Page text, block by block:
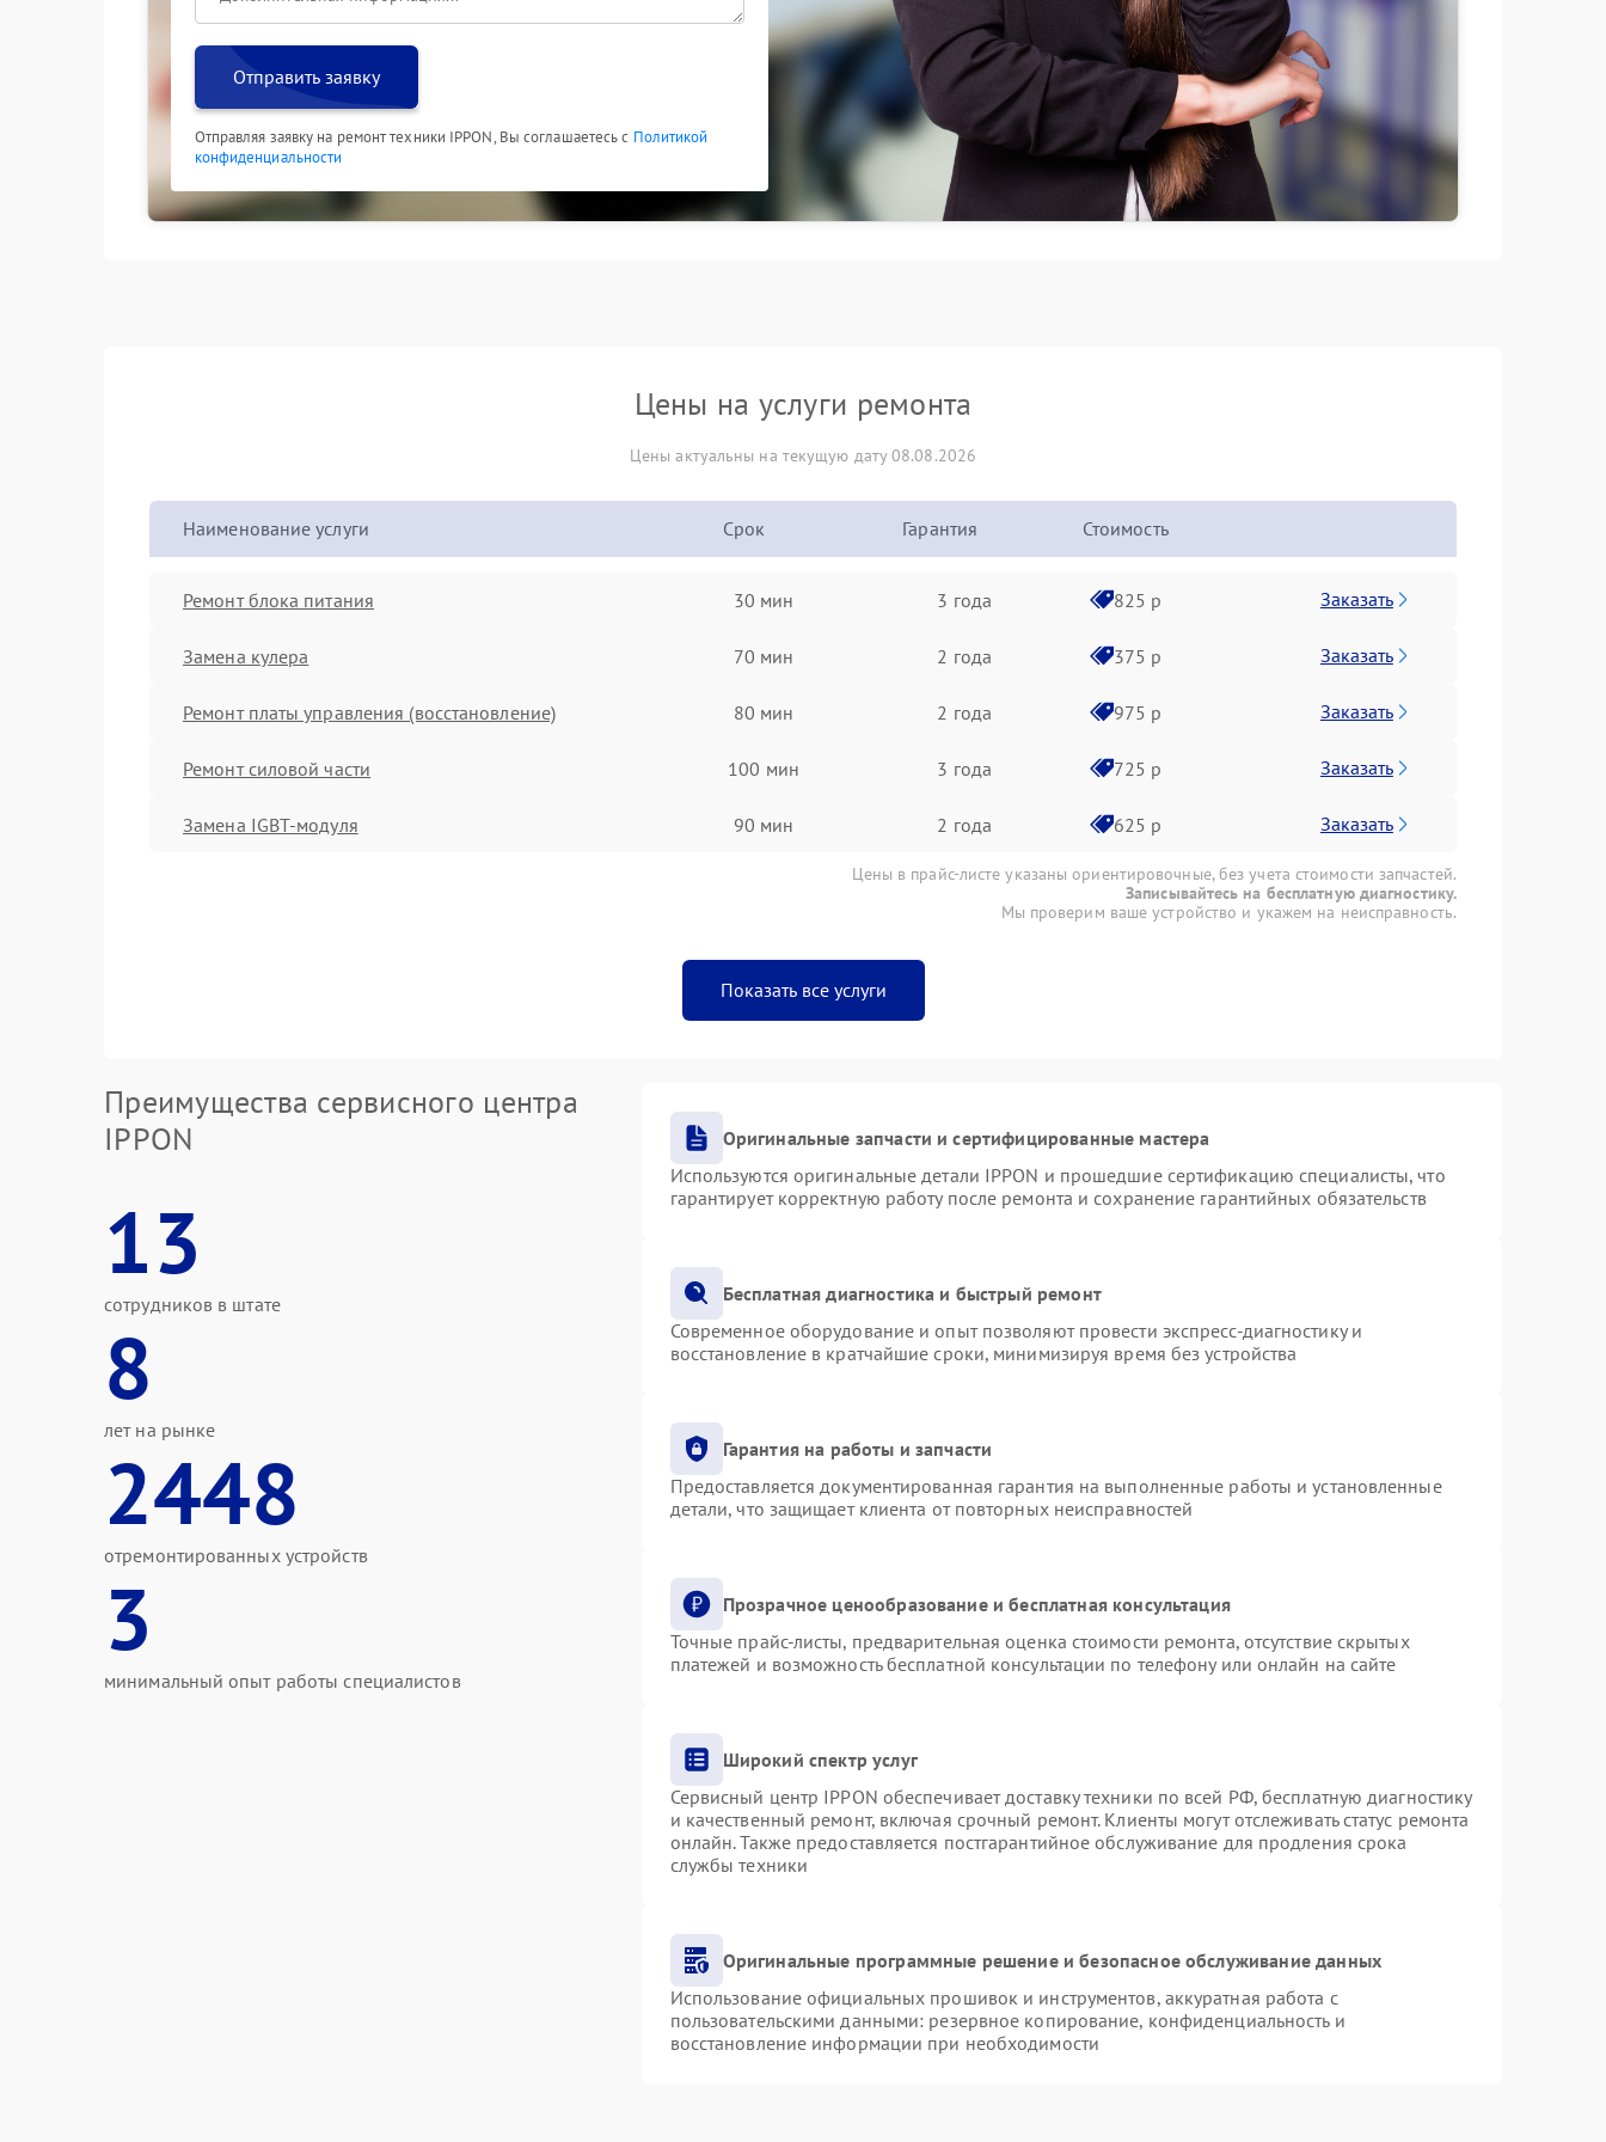
Отправить заявку
Отправляя заявку на ремонт техники IPPON, Вы соглашаетесь с Политикой
конфиденциальности
Цены на услуги ремонта
Цены актуальны на текущую дату 08.08.2026
Наименование услуги Срок Гарантия Стоимость
Ремонт блока питания 30 мин 3 года 825 р Заказать
Замена кулера 70 мин 2 года 375 р Заказать
Ремонт платы управления (восстановление) 80 мин 2 года 975 р Заказать
Ремонт силовой части 100 мин 3 года 725 р Заказать
Замена IGBT-модуля 90 мин 2 года 625 р Заказать
Цены в прайс-листе указаны ориентировочные, без учета стоимости запчастей.
Записывайтесь на бесплатную диагностику.
Мы проверим ваше устройство и укажем на неисправность.
Показать все услуги
Преимущества сервисного центра
IPPON
13
сотрудников в штате
8
лет на рынке
2448
отремонтированных устройств
3
минимальный опыт работы специалистов
Оригинальные запчасти и сертифицированные мастера
Используются оригинальные детали IPPON и прошедшие сертификацию специалисты, что
гарантирует корректную работу после ремонта и сохранение гарантийных обязательств
Бесплатная диагностика и быстрый ремонт
Современное оборудование и опыт позволяют провести экспресс-диагностику и
восстановление в кратчайшие сроки, минимизируя время без устройства
Гарантия на работы и запчасти
Предоставляется документированная гарантия на выполненные работы и установленные
детали, что защищает клиента от повторных неисправностей
Прозрачное ценообразование и бесплатная консультация
Точные прайс-листы, предварительная оценка стоимости ремонта, отсутствие скрытых
платежей и возможность бесплатной консультации по телефону или онлайн на сайте
Широкий спектр услуг
Сервисный центр IPPON обеспечивает доставку техники по всей РФ, бесплатную диагностику
и качественный ремонт, включая срочный ремонт. Клиенты могут отслеживать статус ремонта
онлайн. Также предоставляется постгарантийное обслуживание для продления срока
службы техники
Оригинальные программные решение и безопасное обслуживание данных
Использование официальных прошивок и инструментов, аккуратная работа с
пользовательскими данными: резервное копирование, конфиденциальность и
восстановление информации при необходимости